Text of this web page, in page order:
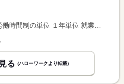
る (ハローワークより転載)